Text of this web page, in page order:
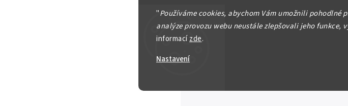
"Používáme cookies, abychom Vám umožnili pohodlné
analýze provozu webu neustále zlepšovali jeho funkce,
informacízde.
Nastavení
kterých představuje české bankovky
Detailní informace